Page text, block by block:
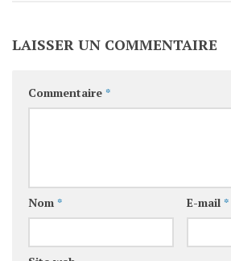
LAISSER UN COMMENTAIRE
Commentaire *
Nom * E-mail *